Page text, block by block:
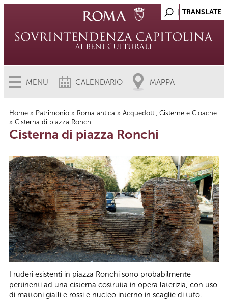
MENU CALENDARIO MAPPA
Tu sei qui
Home » Patrimonio » Roma antica » Acquedotti, Cisterne e Cloache
» Cisterna di piazza Ronchi
Cisterna di piazza Ronchi
I ruderi esistenti in piazza Ronchi sono probabilmente
pertinenti ad una cisterna costruita in opera laterizia, con uso
di mattoni gialli e rossi e nucleo interno in scaglie di tufo.